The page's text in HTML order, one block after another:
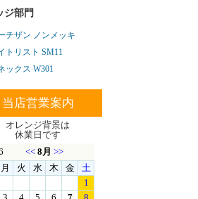
ジ部門
チザン ノンメッキ
トリスト SM11
ックス W301
当店営業案内
オレンジ背景は
休業日です